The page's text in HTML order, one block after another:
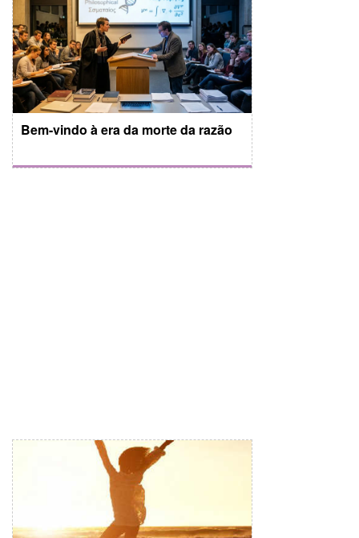
Bem-vindo à era da morte da razão